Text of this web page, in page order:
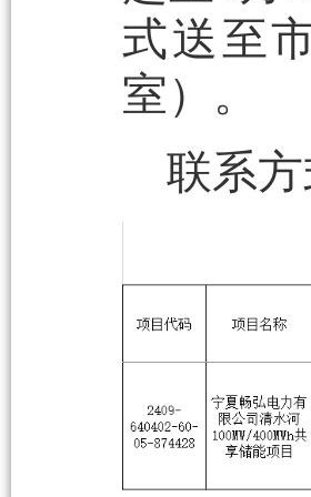
式送至
室）。
联系方